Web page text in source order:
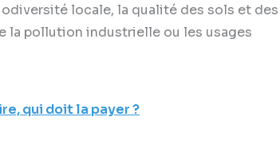
locale, la qualité des sols et des
la pollution industrielle ou les usages
qui doit la payer ?